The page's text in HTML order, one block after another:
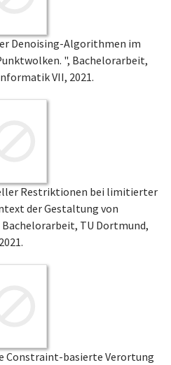
Denoising-Algorithmen im
", Bachelorarbeit,
VII, 2021.
Restriktionen bei limitierter
der Gestaltung von
TU Dortmund,
Constraint-basierte Verortung